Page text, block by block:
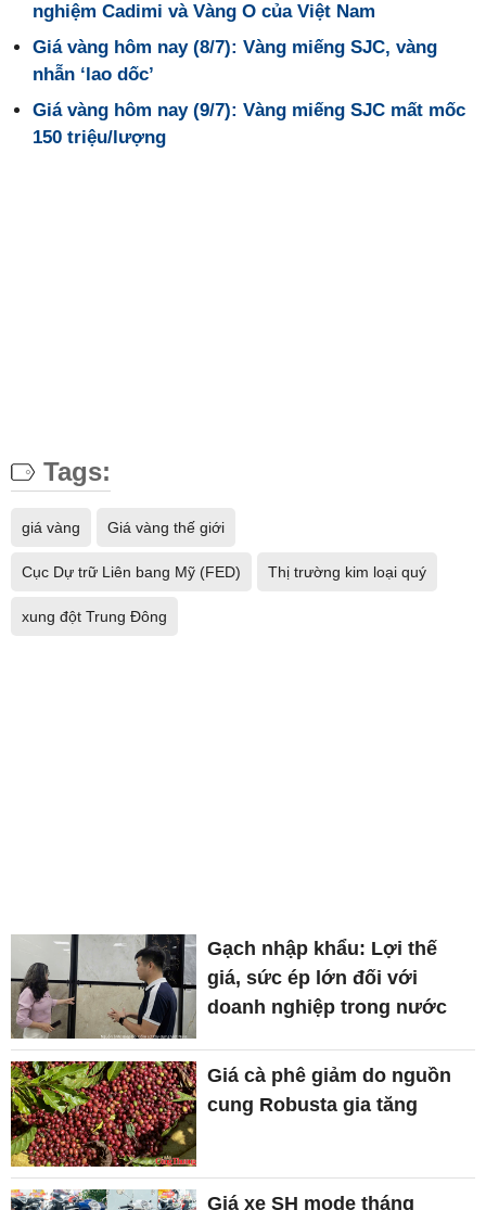
nghiệm Cadimi và Vàng O của Việt Nam
Giá vàng hôm nay (8/7): Vàng miếng SJC, vàng
nhẫn ‘lao dốc’
Giá vàng hôm nay (9/7): Vàng miếng SJC mất mốc
150 triệu/lượng
Tags:
giá vàng Giá vàng thế giới
Cục Dự trữ Liên bang Mỹ (FED) Thị trường kim loại quý
xung đột Trung Đông
Gạch nhập khẩu: Lợi thế
giá, sức ép lớn đối với
doanh nghiệp trong nước
Giá cà phê giảm do nguồn
cung Robusta gia tăng
Giá xe SH mode tháng